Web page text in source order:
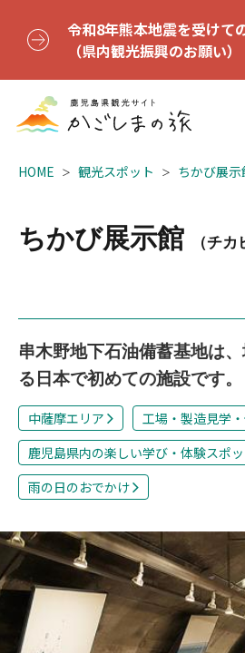
令和8年熊本地震を受けて
（県内観光振興のお願い）
HOME 観光スポット ちかび展示
ちかび展示館 （チ
串木野地下石油備蓄基地は
る日本で初めての施設です。
中薩摩エリア
工場・製造見学
鹿児島県内の楽しい学び・体験スポ
雨の日のおでかけ